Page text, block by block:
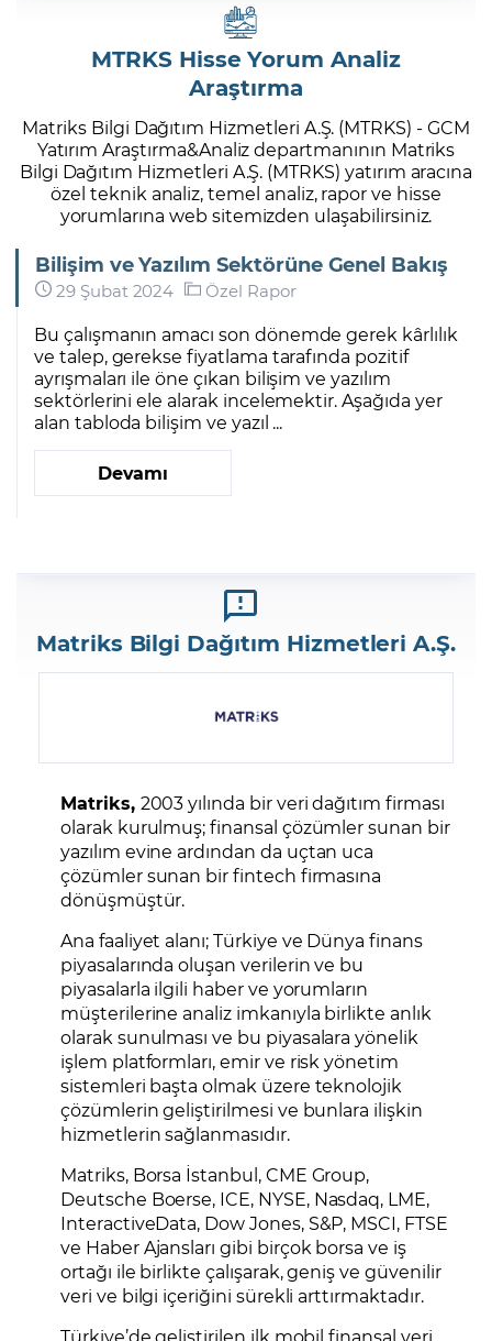
MTRKS Hisse Yorum Analiz
Araştırma
Matriks Bilgi Dağıtım Hizmetleri A.Ş. (MTRKS) - GCM
Yatırım Araştırma&Analiz departmanının Matriks
Bilgi Dağıtım Hizmetleri A.Ş. (MTRKS) yatırım aracına
özel teknik analiz, temel analiz, rapor ve hisse
yorumlarına web sitemizden ulaşabilirsiniz.
Bilişim ve Yazılım Sektörüne Genel Bakış
29 Şubat 2024 Özel Rapor
Bu çalışmanın amacı son dönemde gerek kârlılık
ve talep, gerekse fiyatlama tarafında pozitif
ayrışmaları ile öne çıkan bilişim ve yazılım
sektörlerini ele alarak incelemektir. Aşağıda yer
alan tabloda bilişim ve yazıl ...
Devamı
Matriks Bilgi Dağıtım Hizmetleri A.Ş.
Matriks, 2003 yılında bir veri dağıtım firması
olarak kurulmuş; finansal çözümler sunan bir
yazılım evine ardından da uçtan uca
çözümler sunan bir fintech firmasına
dönüşmüştür.
Ana faaliyet alanı; Türkiye ve Dünya finans
piyasalarında oluşan verilerin ve bu
piyasalarla ilgili haber ve yorumların
müşterilerine analiz imkanıyla birlikte anlık
olarak sunulması ve bu piyasalara yönelik
işlem platformları, emir ve risk yönetim
sistemleri başta olmak üzere teknolojik
çözümlerin geliştirilmesi ve bunlara ilişkin
hizmetlerin sağlanmasıdır.
Matriks, Borsa İstanbul, CME Group,
Deutsche Boerse, ICE, NYSE, Nasdaq, LME,
InteractiveData, Dow Jones, S&P, MSCI, FTSE
ve Haber Ajansları gibi birçok borsa ve iş
ortağı ile birlikte çalışarak, geniş ve güvenilir
veri ve bilgi içeriğini sürekli arttırmaktadır.
Türkiye’de geliştirilen ilk mobil finansal veri